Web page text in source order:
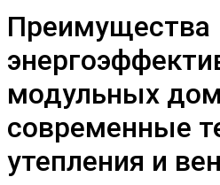
Преимущества
модульных
современные
утепления и